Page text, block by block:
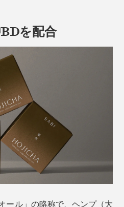
を配合
ール」の略称で、ヘンプ（大